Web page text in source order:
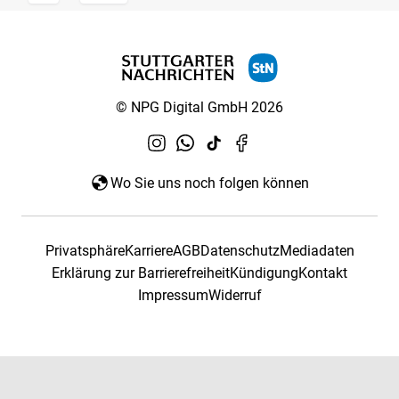
© NPG Digital GmbH 2026
Wo Sie uns noch folgen können
PrivatsphäreKarriereAGBDatenschutzMediadaten
Erklärung zur BarrierefreiheitKündigungKontakt
ImpressumWiderruf